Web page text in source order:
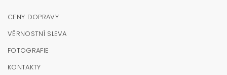
CENY DOPRAVY
VĚRNOSTNÍ SLEVA
FOTOGRAFIE
KONTAKTY